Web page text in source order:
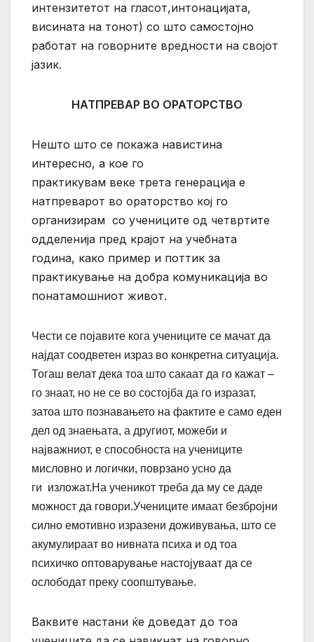
интензитетот на гласот,интонацијата,
висината на тонот) со што самостојно
работат на говорните вредности на својот
јазик.
НАТПРЕВАР ВО ОРАТОРСТВО
Нешто што се покажа навистина
интересно, а кое го
практикувам веке трета генерација е
натпреварот во ораторство кој го
организирам со учениците од четвртите
одделенија пред крајот на учебната
година, како пример и поттик за
практикување на добра комуникација во
понатамошниот живот.
Чести се појавите кога учениците се мачат да
најдат соодветен израз во конкретна ситуација.
Тогаш велат дека тоа што сакаат да го кажат –
го знаат, но не се во состојба да го изразат,
затоа што познавањето на фактите е само еден
дел од знаењата, а другиот, можеби и
најважниот, е способноста на учениците
мисловно и логички, поврзано усно да
ги изложат.На ученикот треба да му се даде
можност да говори.Учениците имаат безбројни
силно емотивно изразени доживувања, што се
акумулираат во нивната психа и од тоа
психичко оптоварување настојуваат да се
ослободат преку соопштување.
Ваквите настани ќе доведат до тоа